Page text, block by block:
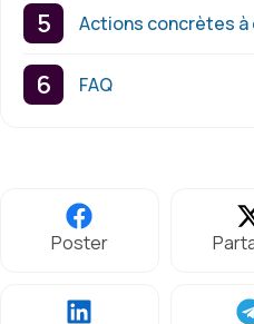
Actions concrètes
FAQ
Poster